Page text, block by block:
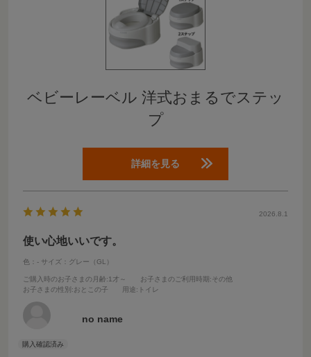
ベビーレーベル 洋式おまるでステッ
プ
詳細を見る
2026.8.1
使い心地いいです。
色：- サイズ：グレー（GL）
ご購入時のお子さまの月齢:1才～ お子さまのご利用時期 :その他
お子さまの性別 :おとこの子 用途:トイレ
no name